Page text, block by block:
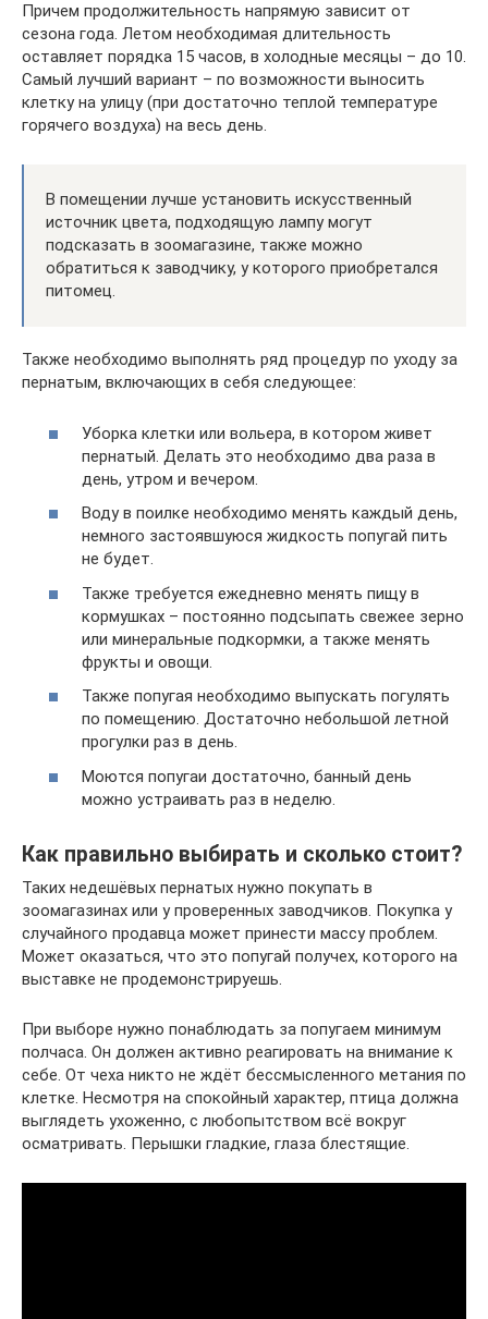
Причем продолжительность напрямую зависит от
сезона года. Летом необходимая длительность
оставляет порядка 15 часов, в холодные месяцы – до 10.
Самый лучший вариант – по возможности выносить
клетку на улицу (при достаточно теплой температуре
горячего воздуха) на весь день.
В помещении лучше установить искусственный
источник цвета, подходящую лампу могут
подсказать в зоомагазине, также можно
обратиться к заводчику, у которого приобретался
питомец.
Также необходимо выполнять ряд процедур по уходу за
пернатым, включающих в себя следующее:
Уборка клетки или вольера, в котором живет
пернатый. Делать это необходимо два раза в
день, утром и вечером.
Воду в поилке необходимо менять каждый день,
немного застоявшуюся жидкость попугай пить
не будет.
Также требуется ежедневно менять пищу в
кормушках – постоянно подсыпать свежее зерно
или минеральные подкормки, а также менять
фрукты и овощи.
Также попугая необходимо выпускать погулять
по помещению. Достаточно небольшой летной
прогулки раз в день.
Моются попугаи достаточно, банный день
можно устраивать раз в неделю.
Как правильно выбирать и сколько стоит?
Таких недешёвых пернатых нужно покупать в
зоомагазинах или у проверенных заводчиков. Покупка у
случайного продавца может принести массу проблем.
Может оказаться, что это попугай получех, которого на
выставке не продемонстрируешь.
При выборе нужно понаблюдать за попугаем минимум
полчаса. Он должен активно реагировать на внимание к
себе. От чеха никто не ждёт бессмысленного метания по
клетке. Несмотря на спокойный характер, птица должна
выглядеть ухоженно, с любопытством всё вокруг
осматривать. Перышки гладкие, глаза блестящие.